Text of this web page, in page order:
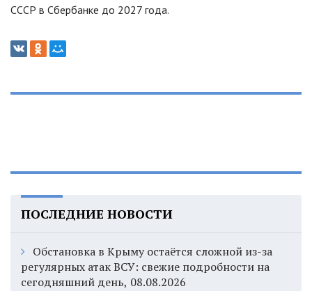
СССР в Сбербанке до 2027 года.
ПОСЛЕДНИЕ НОВОСТИ
Обстановка в Крыму остаётся сложной из-за
регулярных атак ВСУ: свежие подробности на
сегодняшний день, 08.08.2026